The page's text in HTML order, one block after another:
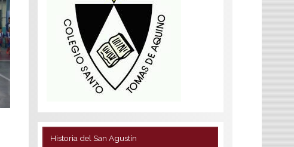
Historia del San Agustín